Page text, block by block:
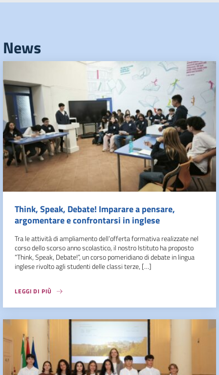
News
Think, Speak, Debate! Imparare a pensare,
argomentare e confrontarsi in inglese
Tra le attività di ampliamento dell’offerta formativa realizzate nel
corso dello scorso anno scolastico, il nostro Istituto ha proposto
“Think, Speak, Debate!”, un corso pomeridiano di debate in lingua
inglese rivolto agli studenti delle classi terze, […]
LEGGI DI PIÙ